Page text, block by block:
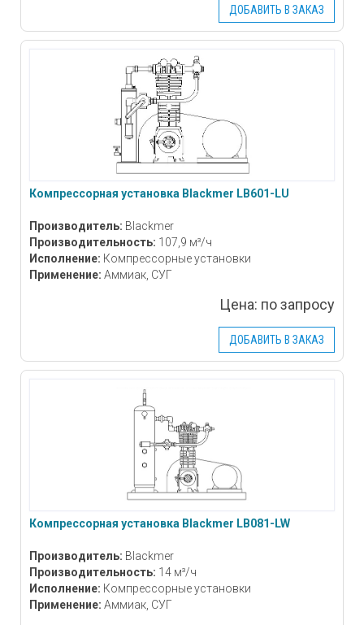
ДОБАВИТЬ В ЗАКАЗ
Компрессорная установка Blackmer LB601-LU
Производитель: Blackmer
Производительность: 107,9 м³/ч
Исполнение: Компрессорные установки
Применение: Аммиак, СУГ
Цена: по запросу
ДОБАВИТЬ В ЗАКАЗ
Компрессорная установка Blackmer LB081-LW
Производитель: Blackmer
Производительность: 14 м³/ч
Исполнение: Компрессорные установки
Применение: Аммиак, СУГ